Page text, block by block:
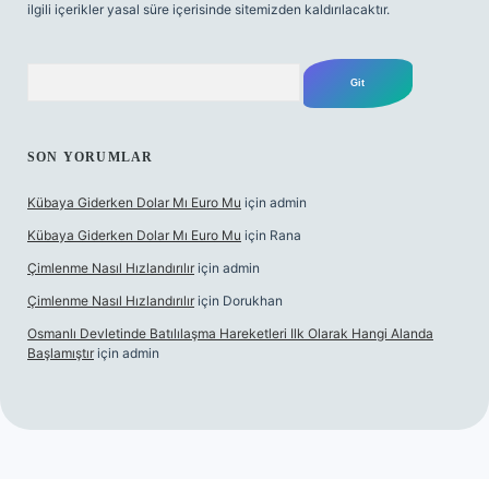
ilgili içerikler yasal süre içerisinde sitemizden kaldırılacaktır.
SON YORUMLAR
Kübaya Giderken Dolar Mı Euro Mu için admin
Kübaya Giderken Dolar Mı Euro Mu için Rana
Çimlenme Nasıl Hızlandırılır için admin
Çimlenme Nasıl Hızlandırılır için Dorukhan
Osmanlı Devletinde Batılılaşma Hareketleri Ilk Olarak Hangi Alanda
Başlamıştır için admin